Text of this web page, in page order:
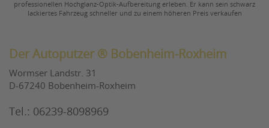
professionellen Hochglanz-Optik-Aufbereitung erleben. Er kann sein schwarz
lackiertes Fahrzeug schneller und zu einem höheren Preis verkaufen
Der Autoputzer ® Bobenheim-Roxheim
Wormser Landstr. 31
D-67240 Bobenheim-Roxheim
Tel.: 06239-8098969